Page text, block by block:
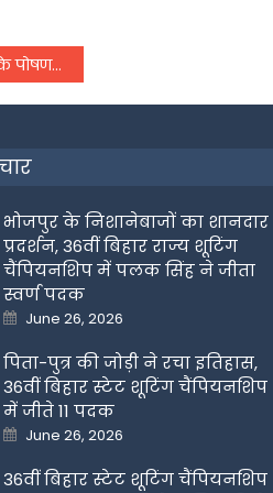
ताकि ना हो परेशानी
भोजपुर के निशानेबाजों का शानदार
प्रदर्शन, 36वीं बिहार राज्य शूटिंग
चैंपियनशिप में पलक सिंह ने जीता
स्वर्ण पदक
Posted
on
June 26, 2026
पिता-पुत्र की जोड़ी ने रचा इतिहास,
36वीं बिहार स्टेट शूटिंग चैंपियनशिप
में जीते 11 पदक
Posted
on
June 26, 2026
36वीं बिहार स्टेट शूटिंग चैंपियनशिप